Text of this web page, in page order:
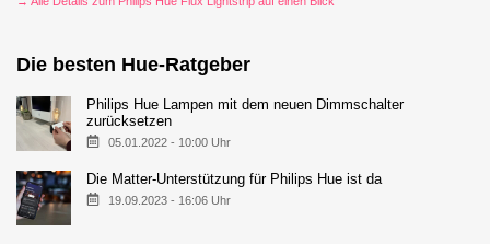
Die besten Hue-Ratgeber
Philips Hue Lampen mit dem neuen Dimmschalter
zurücksetzen
05.01.2022 - 10:00 Uhr
Die Matter-Unterstützung für Philips Hue ist da
19.09.2023 - 16:06 Uhr